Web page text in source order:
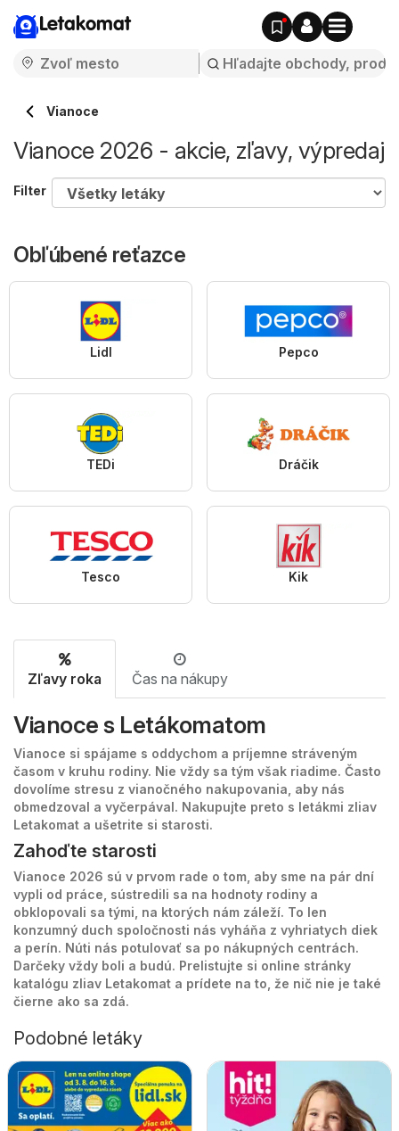
Letakomat
Vianoce
Vianoce 2026 - akcie, zľavy, výpredaj
Filter
Obľúbené reťazce
Lidl Pepco
TEDi Dráčik
Tesco Kik
Zľavy roka Čas na nákupy
Vianoce s Letákomatom
Vianoce si spájame s oddychom a príjemne stráveným
časom v kruhu rodiny. Nie vždy sa tým však riadime. Často
dovolíme stresu z vianočného nakupovania, aby nás
obmedzoval a vyčerpával. Nakupujte preto s letákmi zliav
Letakomat a ušetrite si starosti.
Zahoďte starosti
Vianoce 2026 sú v prvom rade o tom, aby sme na pár dní
vypli od práce, sústredili sa na hodnoty rodiny a
obklopovali sa tými, na ktorých nám záleží. To len
konzumný duch spoločnosti nás vyháňa z vyhriatych diek
a perín. Núti nás potulovať sa po nákupných centrách.
Darčeky vždy boli a budú. Prelistujte si online stránky
katalógu zliav Letakomat a prídete na to, že nič nie je také
čierne ako sa zdá.
Podobné letáky